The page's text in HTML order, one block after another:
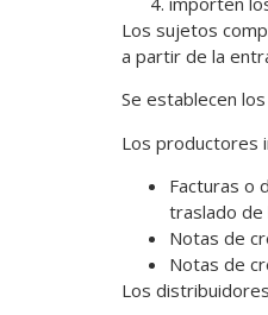
Los sujetos
a partir de la
Se establecen
Los productores
Facturas o
traslado de
Notas de
Notas de
Los